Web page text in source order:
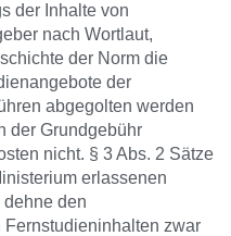
der Inhalte von
nach Wortlaut,
der Norm die
der
abgegolten werden
der Grundgebühr
nicht. § 3 Abs. 2 Sätze
erlassenen
den
zwar